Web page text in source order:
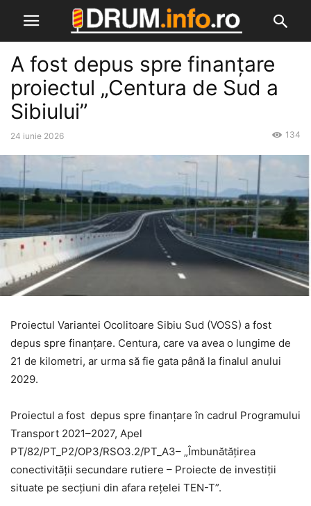
A fost depus spre finanțare
proiectul „Centura de Sud a
Sibiului”
24 iunie 2026 134
Proiectul Variantei Ocolitoare Sibiu Sud (VOSS) a fost
depus spre finanțare. Centura, care va avea o lungime de
21 de kilometri, ar urma să fie gata până la finalul anului
2029.
Proiectul a fost depus spre finanțare în cadrul Programului
Transport 2021–2027, Apel
PT/82/PT_P2/OP3/RSO3.2/PT_A3– „Îmbunătățirea
conectivității secundare rutiere – Proiecte de investiții
situate pe secțiuni din afara rețelei TEN-T”.